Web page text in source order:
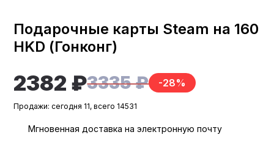
Подарочные карты Steam на 160
HKD (Гонконг)
2382 ₽3335 ₽ -28%
Продажи: сегодня 11, всего 14531
Мгновенная доставка на электронную почту